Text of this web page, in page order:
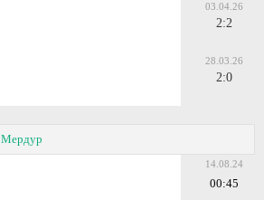
03.04.26
2:2
28.03.26
2:0
Мeрдур
14.08.24
00:45